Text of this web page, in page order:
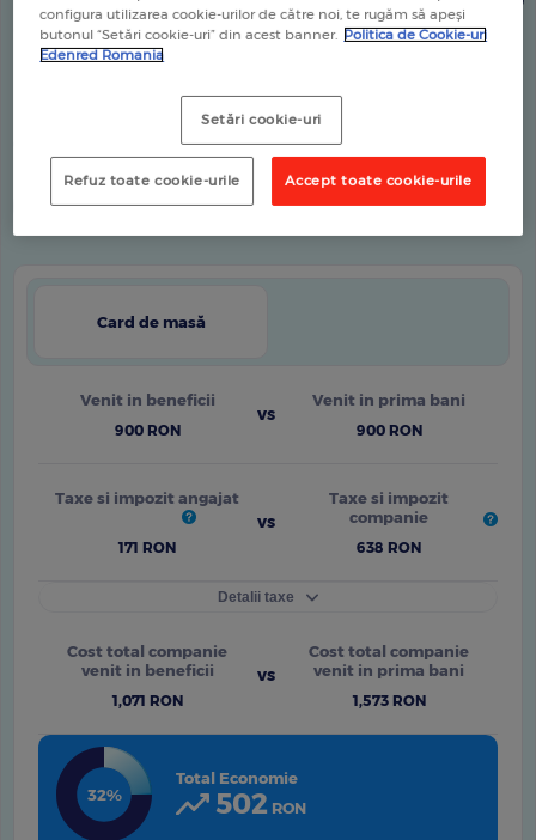
0 RON 45 RON
Costuri Estimative Angajator
Lunar Anual
Card de masă
Venit in beneficii
900RON
Venit in prima bani
900RON
Taxe si impozit angajat
171 RON
Taxe si impozit
companie
638 RON
Detalii taxe
Contributii la fondurile
de asigurari sociale
Contributii la fondurile
de asigurari sociale
Impozit pe venitul
salarial
81RON (
Cost total companie
venit in beneficii
1,071 RON
Cost total companie
venit in prima bani
1,573RON
32%
Total Economie
502 RON
configura utilizarea cookie-urilor de către noi, te rugăm să apeși
butonul “Setări cookie-uri” din acest banner. Politica de Cookie-uri
Edenred Romania
Setări cookie-uri
Refuz toate cookie-urile Accept toate cookie-urile